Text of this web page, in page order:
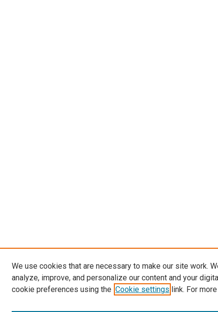
We use cookies that are necessary to make our site work.
analyze, improve, and personalize our content and your
cookie preferences using the Cookie settings link. For